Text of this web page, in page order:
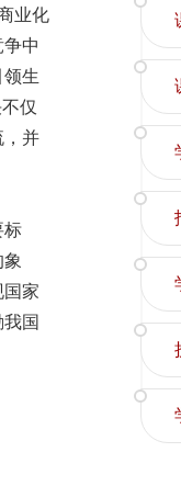
业化
中
生
仅
，并
标
家
国